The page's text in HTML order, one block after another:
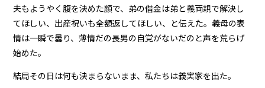
夫もようやく腹を決めた顔で、弟の借金は弟と義両親で解決し
てほしい、出産祝いも全額返してほしい、と伝えた。義母の表
情は一瞬で曇り、薄情だの長男の自覚がないだのと声を荒らげ
始めた。
結局その日は何も決まらないまま、私たちは義実家を出た。